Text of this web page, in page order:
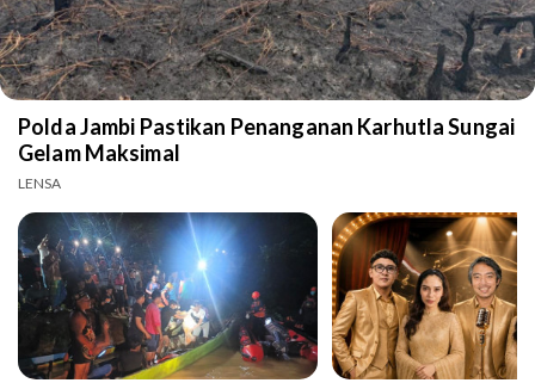
Polda Jambi Pastikan Penanganan Karhutla Sungai
Gelam Maksimal
LENSA